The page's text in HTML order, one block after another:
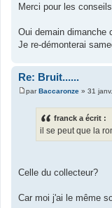
s
g
e
Merci pour les
Oui demain dimanche
Je re-démonterai
Re: Bruit......
M
parBaccaronze » 31
franck a écrit :
il se peut que la
Celle du collecteur?
Car moi j'ai le même